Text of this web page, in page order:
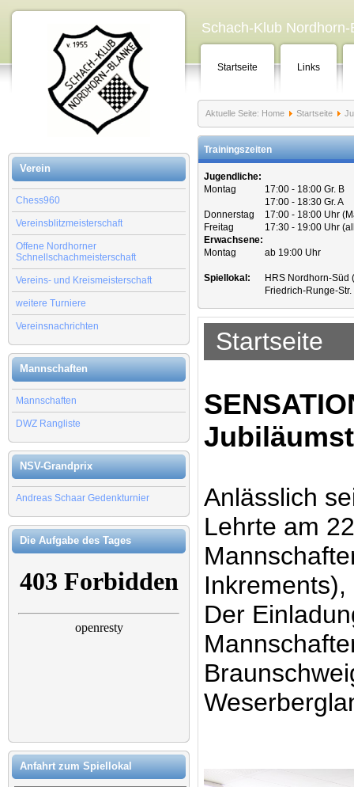
Verein
Chess960
Vereinsblitzmeisterschaft
Offene Nordhorner
Schnellschachmeisterschaft
Vereins- und Kreismeisterschaft
weitere Turniere
Vereinsnachrichten
Mannschaften
Mannschaften
DWZ Rangliste
NSV-Grandprix
Andreas Schaar Gedenkturnier
Die Aufgabe des Tages
Anfahrt zum Spiellokal
Schach-Klub
Startseite Links
Aktuelle Seite: Home Startseite
Trainingszeiten
Jugendliche:
Montag
17:00 - 18:00 Gr. B
17:00 - 18:30 Gr. A
Donnerstag
17:00 - 18:00 Uhr
Freitag
17:30 - 19:00 Uhr
Erwachsene:
Montag
ab 19:00 Uhr
Spiellokal:
HRS Nordhorn-Süd
Friedrich-Runge-
Startseite
Anlässlich
Lehrte am
Der